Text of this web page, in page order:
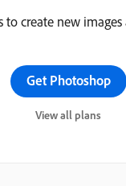
to create new images
Get Photoshop
View all plans